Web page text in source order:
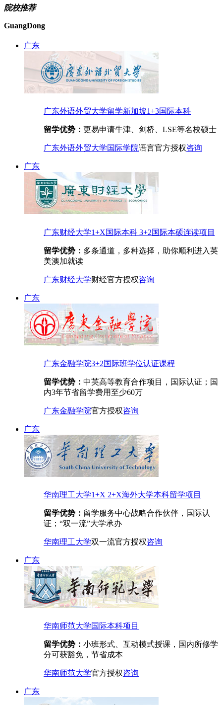
院校推荐
GuangDong
广东
广东外语外贸大学留学新加坡1+3国际本科
留学优势： 更易申请牛津、剑桥、LSE等名校硕士
广东外语外贸大学国际学院语言官方授权咨询
广东
广东财经大学1+X国际本科 3+2国际本硕连读项目
留学优势： 多条通道，多种选择，助你顺利进入英
美澳加就读
广东财经大学财经官方授权咨询
广东
广东金融学院3+2国际班学位认证课程
留学优势： 中英高等教育合作项目，国际认证；国
内3年节省留学费用至少60万
广东金融学院官方授权咨询
广东
华南理工大学1+X 2+X海外大学本科留学项目
留学优势： 留学服务中心战略合作伙伴，国际认
证；“双一流”大学承办
华南理工大学双一流官方授权咨询
广东
华南师范大学国际本科项目
留学优势： 小班形式、互动模式授课，国内所修学
分可获豁免，节省成本
华南师范大学官方授权咨询
广东